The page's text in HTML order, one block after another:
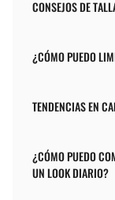
CONSEJOS DE
¿CÓMO PUEDO
TENDENCIAS EN
¿CÓMO PUEDO
UN LOOK DIARIO?